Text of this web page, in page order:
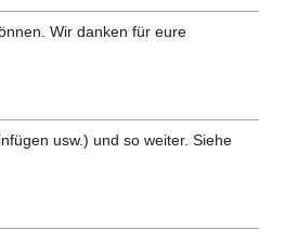
Wir danken für eure
usw.) und so weiter. Siehe